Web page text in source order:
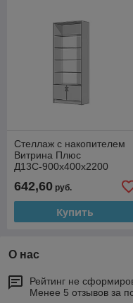
Стеллаж с накопителем
Витрина Плюс
Д13С-900х400х2200
642,60 руб.
Купить
О нас
Рейтинг не
Менее 5 отзывов за